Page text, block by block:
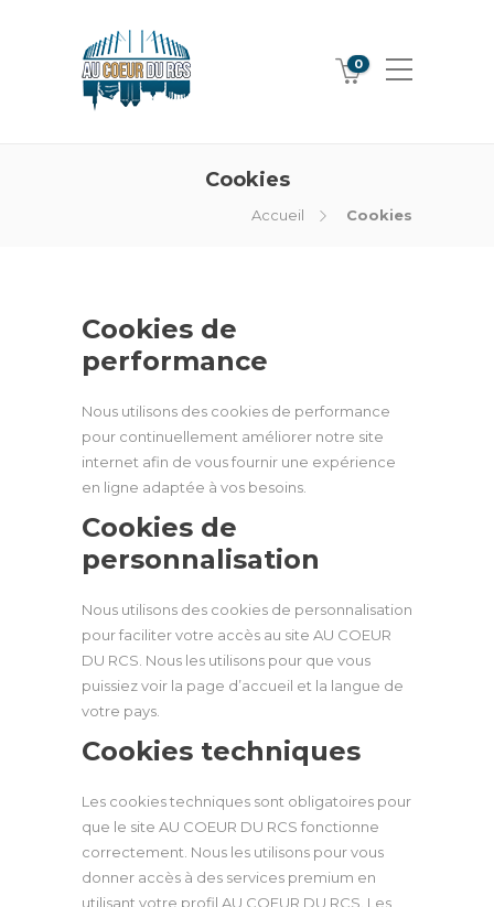
0
Cookies
Accueil Cookies
Cookies de
performance
Nous utilisons des cookies de performance
pour continuellement améliorer notre site
internet afin de vous fournir une expérience
en ligne adaptée à vos besoins.
Cookies de
personnalisation
Nous utilisons des cookies de personnalisation
pour faciliter votre accès au site AU COEUR
DU RCS. Nous les utilisons pour que vous
puissiez voir la page d’accueil et la langue de
votre pays.
Cookies techniques
Les cookies techniques sont obligatoires pour
que le site AU COEUR DU RCS fonctionne
correctement. Nous les utilisons pour vous
donner accès à des services premium en
utilisant votre profil AU COEUR DU RCS. Les